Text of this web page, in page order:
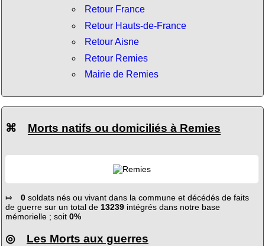
Retour France
Retour Hauts-de-France
Retour Aisne
Retour Remies
Mairie de Remies
⌘ Morts natifs ou domiciliés à Remies
⤇ 0soldats nés ou vivant dans la commune et décédés de faits
de guerre sur un total de 13239intégrés dans notre base
mémorielle ; soit 0%
◎ Les Morts aux guerres